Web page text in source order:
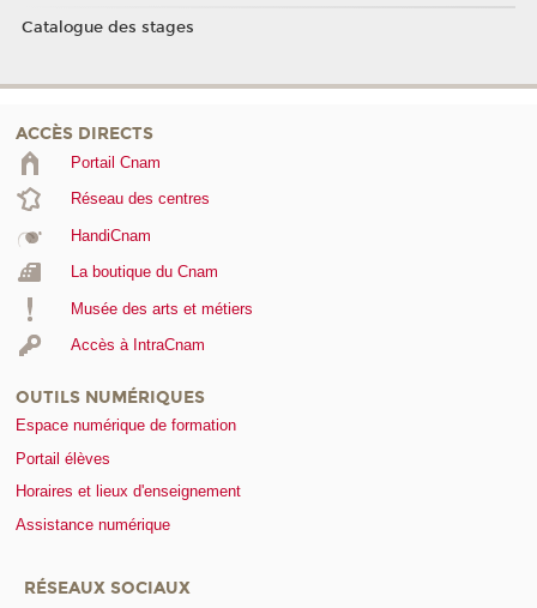
Catalogue des stages
ACCÈS DIRECTS
Portail Cnam
Réseau des centres
HandiCnam
La boutique du Cnam
Musée des arts et métiers
Accès à IntraCnam
OUTILS NUMÉRIQUES
Espace numérique de formation
Portail élèves
Horaires et lieux d'enseignement
Assistance numérique
RÉSEAUX SOCIAUX